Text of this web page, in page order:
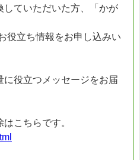
していただいた方、「かが
役立ち情報をお申し込みい
役立つメッセージをお届
こちらです。